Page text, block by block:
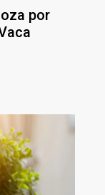
por